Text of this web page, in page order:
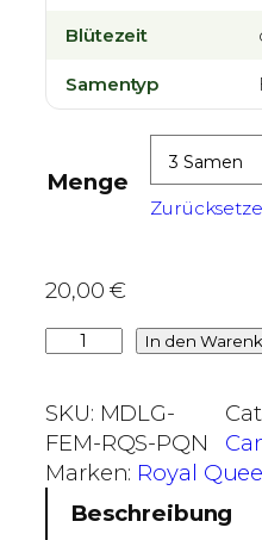
0
,
0
b
5
4
,
0
Blütezeit
Samentyp
Menge
20,00€
r
p
l
e
In den
SKU: MDLG-
FEM-RQS-PQN
Marken: Royal
Beschreibung